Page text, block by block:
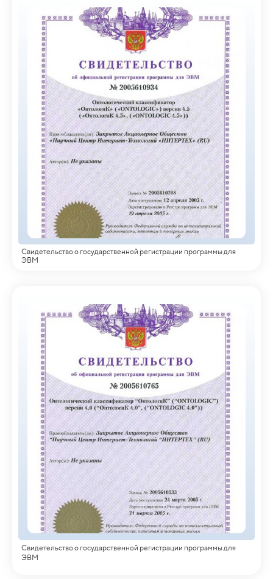
Свидетельство о государственной регистрации программы для
ЭВМ
Свидетельство о государственной регистрации программы для
ЭВМ